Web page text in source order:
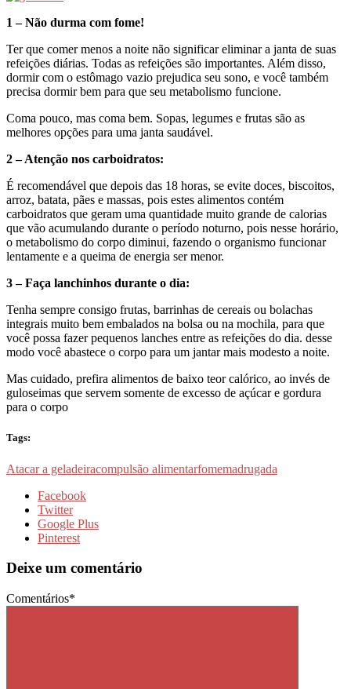
1 – Não durma com fome!
Ter que comer menos a noite não significar eliminar a janta de suas
refeições diárias. Todas as refeições são importantes. Além disso,
dormir com o estômago vazio prejudica seu sono, e você também
precisa dormir bem para que seu metabolismo funcione.
Coma pouco, mas coma bem. Sopas, legumes e frutas são as
melhores opções para uma janta saudável.
2 – Atenção nos carboidratos:
É recomendável que depois das 18 horas, se evite doces, biscoitos,
arroz, batata, pães e massas, pois estes alimentos contém
carboidratos que geram uma quantidade muito grande de calorias
que vão acumulando durante o período noturno, pois nesse horário,
o metabolismo do corpo diminui, fazendo o organismo funcionar
lentamente e a queima de energia ser menor.
3 – Faça lanchinhos durante o dia:
Tenha sempre consigo frutas, barrinhas de cereais ou bolachas
integrais muito bem embalados na bolsa ou na mochila, para que
você possa fazer pequenos lanches entre as refeições do dia. desse
modo você abastece o corpo para um jantar mais modesto a noite.
Mas cuidado, prefira alimentos de baixo teor calórico, ao invés de
guloseimas que servem somente de excesso de açúcar e gordura
para o corpo
Tags:
Atacar a geladeiracompulsão alimentarfomemadrugada
Facebook
Twitter
Google Plus
Pinterest
Deixe um comentário
Comentários*